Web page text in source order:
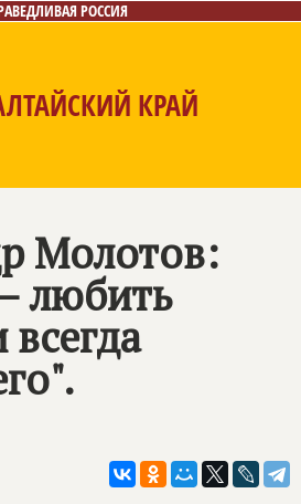
РОССИЯ
КРАЙ
Контакты
Молотов:
любить